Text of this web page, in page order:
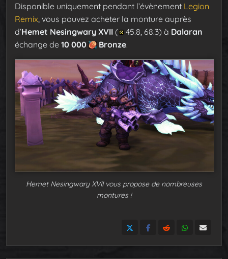
Disponible uniquement pendant l’évènement Legion
Remix , vous pouvez acheter la monture auprès
d’Hemet Nesingwary XVII ( 45.8, 68.3) à Dalaran
échange de 10 000 Bronze.
Hemet Nesingwary XVII vous propose de nombreuses
montures !